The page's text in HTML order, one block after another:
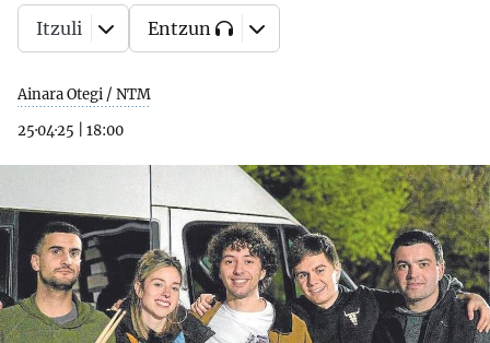
Ainara Otegi / NTM
25·04·25
18:00
Itzuli Entzun